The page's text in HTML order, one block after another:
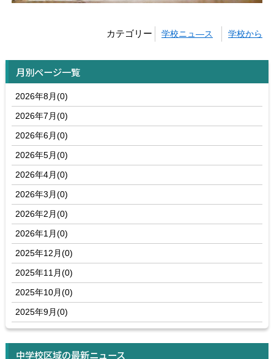
カテゴリー 学校ニュ―ス 学校から
月別ページ一覧
2026年8月(0)
2026年7月(0)
2026年6月(0)
2026年5月(0)
2026年4月(0)
2026年3月(0)
2026年2月(0)
2026年1月(0)
2025年12月(0)
2025年11月(0)
2025年10月(0)
2025年9月(0)
中学校区域の最新ニュース